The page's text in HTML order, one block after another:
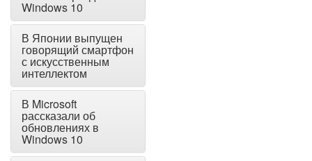
Windows 10
В Японии выпущен
говорящий смартфон
с искусственным
интеллектом
В Microsoft
рассказали об
обновлениях в
Windows 10